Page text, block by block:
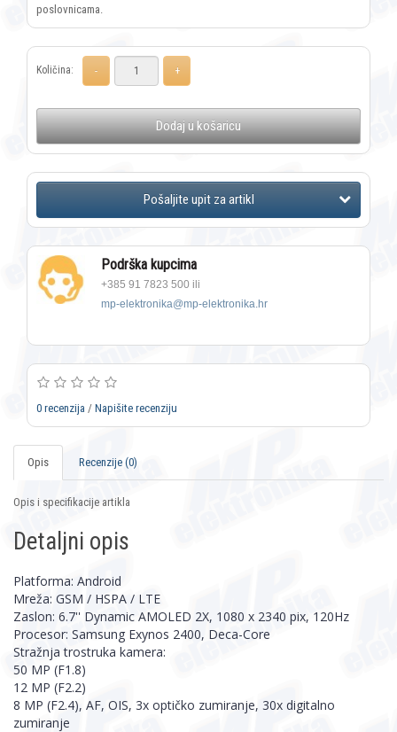
poslovnicama.
Količina:
Dodaj u košaricu
Podrška kupcima
+385 91 7823 500 ili
mp-elektronika@mp-elektronika.hr
0 recenzija / Napišite recenziju
Opis Recenzije (0)
Opis i specifikacije artikla
Detaljni opis
Platforma: Android
Mreža: GSM / HSPA / LTE
Zaslon: 6.7'' Dynamic AMOLED 2X, 1080 x 2340 pix, 120Hz
Procesor: Samsung Exynos 2400, Deca-Core
Stražnja trostruka kamera:
50 MP (F1.8)
12 MP (F2.2)
8 MP (F2.4), AF, OIS, 3x optičko zumiranje, 30x digitalno
zumiranje